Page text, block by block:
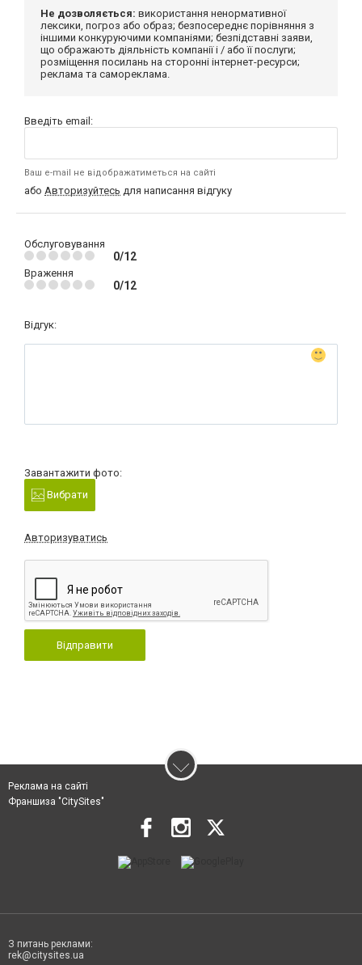
Не дозволяється: використання ненормативної
лексики, погроз або образ; безпосереднє порівняння з
іншими конкуруючими компаніями; безпідставні заяви,
що ображають діяльність компанії і / або її послуги;
розміщення посилань на сторонні інтернет-ресурси;
реклама та самореклама.
Введіть email:
Ваш e-mail не відображатиметься на сайті
або Авторизуйтесь для написання відгуку
Обслуговування
0/12
Враження
0/12
Відгук:
Завантажити фото:
Вибрати
Авторизуватись
Відправити
Реклама на сайті
Франшиза "CitySites"
З питань реклами:
rek@citysites.ua